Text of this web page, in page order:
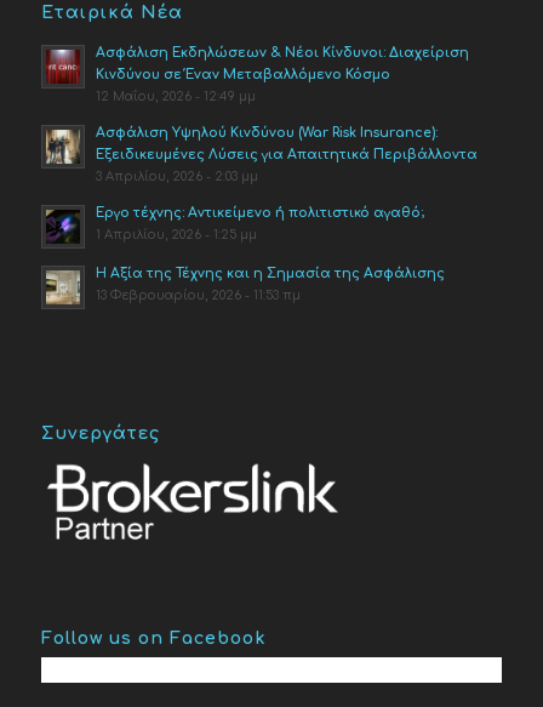
Εταιρικά Νέα
Ασφάλιση Εκδηλώσεων & Νέοι Κίνδυνοι: Διαχείριση
Κινδύνου σε Έναν Μεταβαλλόμενο Κόσμο
12 Μαΐου, 2026 - 12:49 μμ
Ασφάλιση Υψηλού Κινδύνου (War Risk Insurance):
Εξειδικευμένες Λύσεις για Απαιτητικά Περιβάλλοντα
3 Απριλίου, 2026 - 2:03 μμ
Έργο τέχνης: Αντικείμενο ή πολιτιστικό αγαθό;
1 Απριλίου, 2026 - 1:25 μμ
Η Αξία της Τέχνης και η Σημασία της Ασφάλισης
13 Φεβρουαρίου, 2026 - 11:53 πμ
Συνεργάτες
Follow us on Facebook